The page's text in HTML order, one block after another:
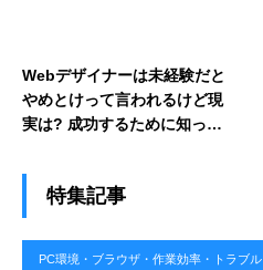
Webデザイナーは未経験だと
やめとけって言われるけど現
実は? 成功するために知って
特集記事
PC環境・ブラウザ・作業効率・トラブル